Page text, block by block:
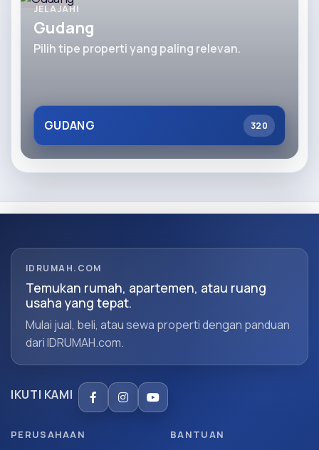
JELAJAHI
Gudang
Pilih tipe properti yang paling relevan.
GUDANG 320
IDRUMAH.COM
Temukan rumah, apartemen, atau ruang
usaha yang tepat.
Mulai jual, beli, atau sewa properti dengan panduan
dari IDRUMAH.com.
IKUTI KAMI
PERUSAHAAN BANTUAN